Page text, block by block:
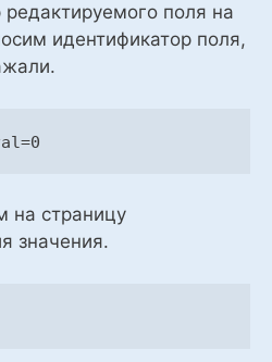
редактируемого поля на
идентификатор поля,
=0
на страницу
значения.